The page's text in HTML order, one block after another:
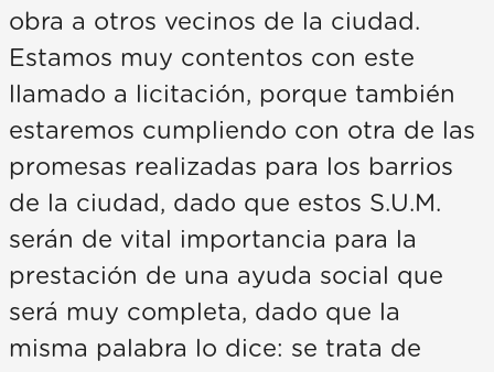
obra a otros vecinos de la ciudad.
Estamos muy contentos con este
llamado a licitación, porque también
estaremos cumpliendo con otra de las
promesas realizadas para los barrios
de la ciudad, dado que estos S.U.M.
serán de vital importancia para la
prestación de una ayuda social que
será muy completa, dado que la
misma palabra lo dice: se trata de